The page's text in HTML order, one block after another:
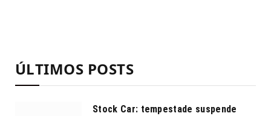
ÚLTIMOS POSTS
Stock Car: tempestade suspende